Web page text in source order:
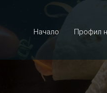
Начало Профил